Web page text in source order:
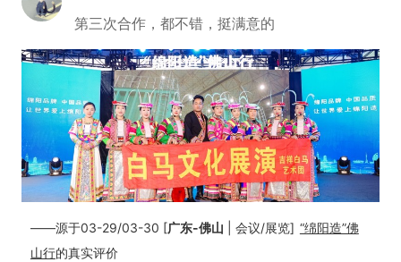
第三次合作，都不错，挺满意的
——源于03-29/03-30 [广东-佛山 | 会议/展览] “绵阳造”佛
山行的真实评价